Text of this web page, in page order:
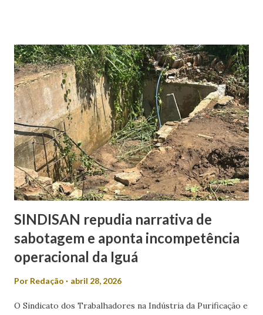
estimulado, em que os candidatos são apresentados ao
entrevistado, Mitidieri mantém a liderança com 44,2%,
seguido por Valmir de Francisquinho, com 34,5%. Ricardo
Marques aparece com 17,6%, enquanto outros somam 3,7%.
O índice de eleitores indecisos, que não souberam ou
preferiram não responder, além de votos brancos e nulos,
chega a 22,6%. O levantamento também mediu a rejeição
dos candidatos. Nesse...
SINDISAN repudia narrativa de
sabotagem e aponta incompetência
operacional da Iguá
Por Redação abril 28, 2026
O Sindicato dos Trabalhadores na Indústria da Purificação e